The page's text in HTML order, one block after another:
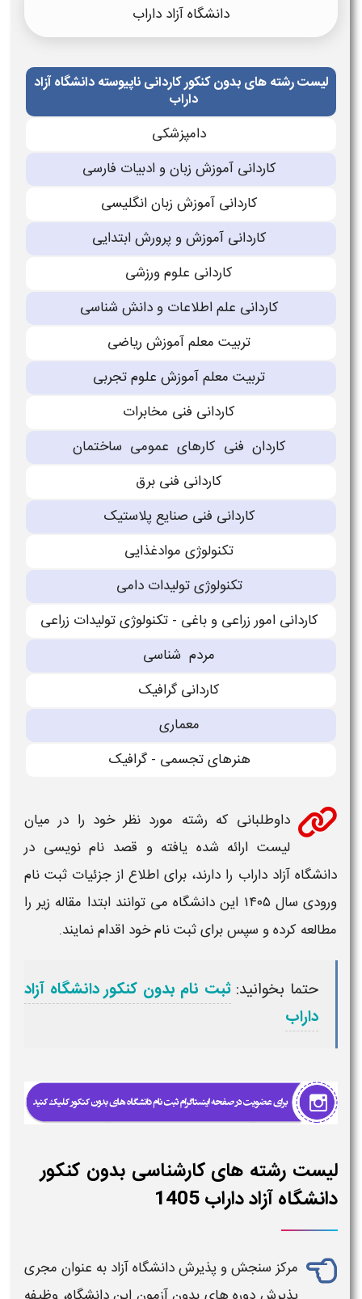
دانشگاه آزاد داراب
لیست رشته های بدون کنکور کاردانی ناپیوسته دانشگاه آزاد
داراب
دامپزشكی
كاردانی آموزش زبان و ادبیات فارسی
كاردانی آموزش زبان انگلیسی
كاردانی آموزش و پرورش ابتدایی
كاردانی علوم ورزشی
كاردانی علم اطلاعات و دانش شناسی
تربیت معلم آموزش ریاضی
تربیت معلم آموزش علوم تجربی
کاردانی فنی مخابرات
كاردان فنی كارهاى عمومی ساختمان
كاردانی فنی برق
كاردانی فنی صنایع پلاستیک
تكنولوژى موادغذایی
تكنولوژى تولیدات دامی
كاردانی امور زراعی و باغی - تكنولوژى تولیدات زراعی
مردم شناسی
كاردانی گرافیک
معمارى
هنرهاى تجسمی - گرافیک
داوطلبانی که رشته مورد نظر خود را در میان
لیست ارائه شده یافته و قصد نام نویسی در
دانشگاه آزاد داراب را دارند، برای اطلاع از جزئیات ثبت نام
ورودی سال ۱۴۰۵
این دانشگاه می توانند ابتدا مقاله زیر را
مطالعه کرده و سپس برایثبت نامخود اقدام نمایند.
حتما بخوانید: ثبت نام بدون کنکور دانشگاه آزاد
داراب
لیست رشته های کارشناسی بدون کنکور
دانشگاه آزاد داراب 1405
مرکز سنجش و پذیرشدانشگاه آزاد به عنوان مجری